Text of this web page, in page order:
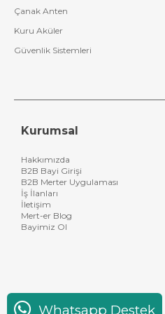
Çanak Anten
Kuru Aküler
Güvenlik Sistemleri
Kurumsal
Hakkımızda
B2B Bayi Girişi
B2B Merter Uygulaması
İş İlanları
İletişim
Mert-er Blog
Bayimiz Ol
Whatsapp Destek